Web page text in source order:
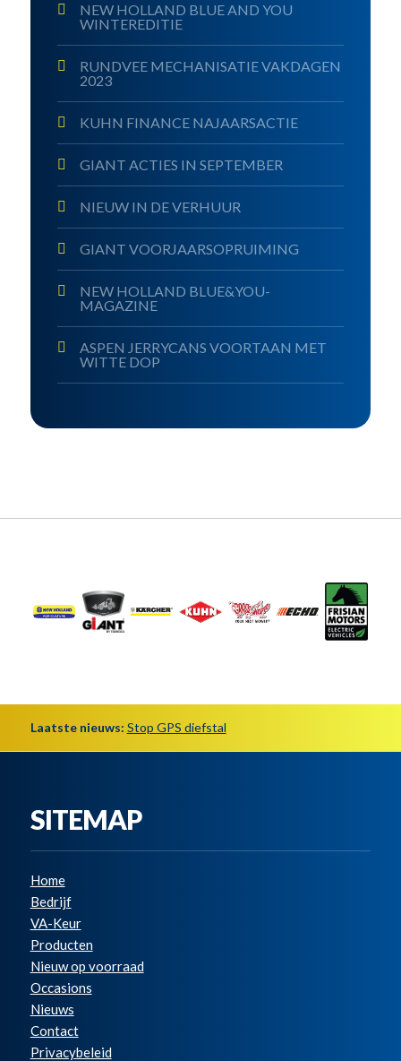
NEW HOLLAND BLUE AND YOU
WINTEREDITIE
RUNDVEE MECHANISATIE VAKDAGEN
2023
KUHN FINANCE NAJAARSACTIE
GIANT ACTIES IN SEPTEMBER
NIEUW IN DE VERHUUR
GIANT VOORJAARSOPRUIMING
NEW HOLLAND BLUE&YOU-
MAGAZINE
ASPEN JERRYCANS VOORTAAN MET
WITTE DOP
Laatste nieuws: Stop GPS diefstal
SITEMAP
Home
Bedrijf
VA-Keur
Producten
Nieuw op voorraad
Occasions
Nieuws
Contact
Privacybeleid